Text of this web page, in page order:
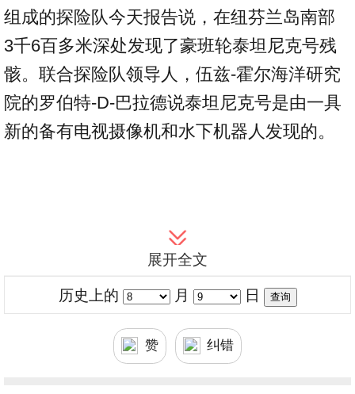
组成的探险队今天报告说，在纽芬兰岛南部
3千6百多米深处发现了豪班轮泰坦尼克号残
骸。联合探险队领导人，伍兹-霍尔海洋研究
院的罗伯特-D-巴拉德说泰坦尼克号是由一具
新的备有电视摄像机和水下机器人发现的。
展开全文
历史上的 月 日
赞 纠错